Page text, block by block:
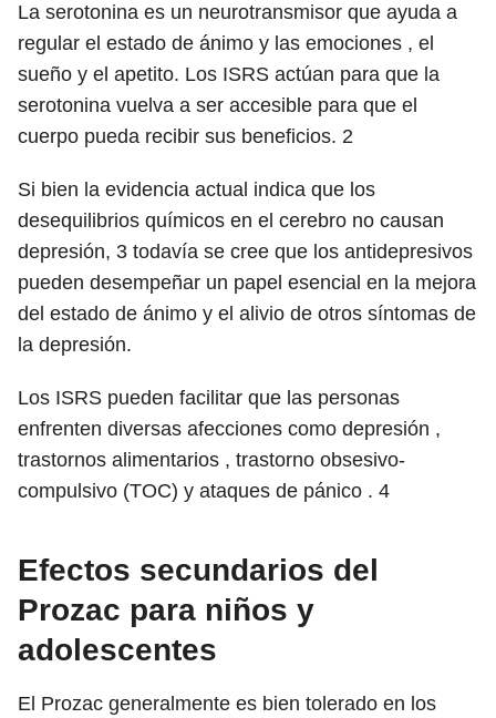
La serotonina es un neurotransmisor que ayuda a
regular el estado de ánimo y las emociones , el
sueño y el apetito. Los ISRS actúan para que la
serotonina vuelva a ser accesible para que el
cuerpo pueda recibir sus beneficios. 2
Si bien la evidencia actual indica que los
desequilibrios químicos en el cerebro no causan
depresión, 3 todavía se cree que los antidepresivos
pueden desempeñar un papel esencial en la mejora
del estado de ánimo y el alivio de otros síntomas de
la depresión.
Los ISRS pueden facilitar que las personas
enfrenten diversas afecciones como depresión ,
trastornos alimentarios , trastorno obsesivo-
compulsivo (TOC) y ataques de pánico . 4
Efectos secundarios del
Prozac para niños y
adolescentes
El Prozac generalmente es bien tolerado en los